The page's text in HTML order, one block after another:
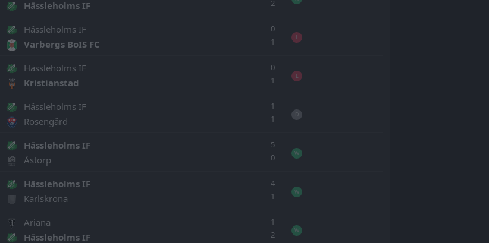
Hässleholms IF
2
Hässleholms IF
Varbergs BoIS FC
0
1
L
Hässleholms IF
Kristianstad
0
1
L
Hässleholms IF
Rosengård
1
1
D
Hässleholms IF
Åstorp
5
0
W
Hässleholms IF
Karlskrona
4
1
W
Ariana
Hässleholms IF
1
2
W